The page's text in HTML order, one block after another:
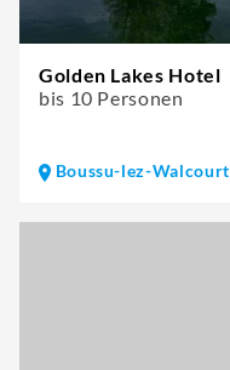
Golden Lakes Hotel
bis 10 Personen
Boussu-lez-Walcourt